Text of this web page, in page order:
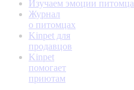
Изучаем эмоции питомца
Журнал
о питомцах
Kinpet для
продавцов
Kinpet
помогает
приютам